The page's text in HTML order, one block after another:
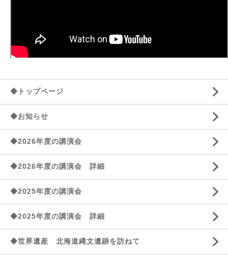
◆トップページ
◆お知らせ
◆2026年度の講演会
◆2026年度の講演会 詳細
◆2025年度の講演会
◆2025年度の講演会 詳細
◆世界遺産 北海道縄文遺跡を訪ねて